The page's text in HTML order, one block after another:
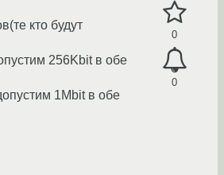
0
0
кто будут
256Kbit в обе
1Mbit в обе